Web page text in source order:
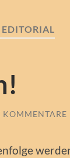
EDITORIAL
KOMMENTARE